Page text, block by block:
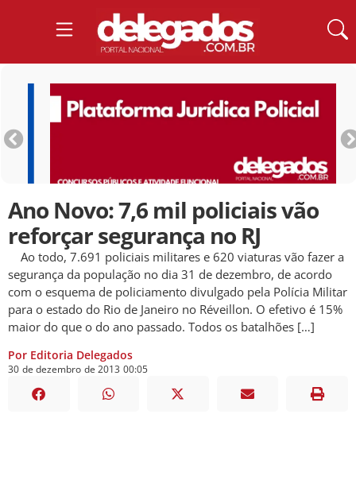
Ano Novo: 7,6 mil policiais vão
reforçar segurança no RJ
Ao todo, 7.691 policiais militares e 620 viaturas vão fazer a
segurança da população no dia 31 de dezembro, de acordo
com o esquema de policiamento divulgado pela Polícia Militar
para o estado do Rio de Janeiro no Réveillon. O efetivo é 15%
maior do que o do ano passado. Todos os batalhões […]
Por Editoria Delegados
30 de dezembro de 2013 00:05